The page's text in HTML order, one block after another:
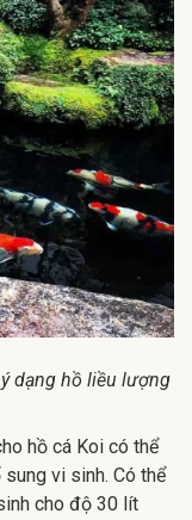
dạng hồ liều lượng
hồ cá Koi có thể
vi sinh. Có thể
cho độ 30 lít